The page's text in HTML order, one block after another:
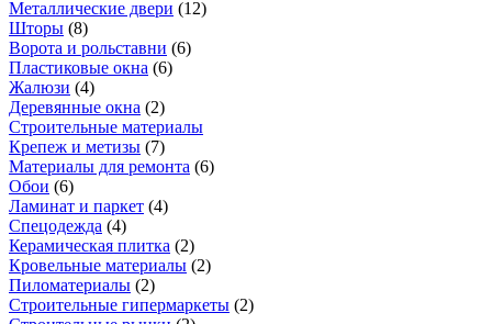
Металлические двери (12)
Шторы (8)
Ворота и рольставни (6)
Пластиковые окна (6)
Жалюзи (4)
Деревянные окна (2)
Строительные материалы
Крепеж и метизы (7)
Материалы для ремонта (6)
Обои (6)
Ламинат и паркет (4)
Спецодежда (4)
Керамическая плитка (2)
Кровельные материалы (2)
Пиломатериалы (2)
Строительные гипермаркеты (2)